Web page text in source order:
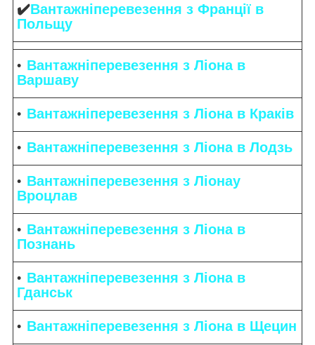
✔️Вантажніперевезення з Франції в
Польщу
Вантажніперевезення з Ліона в
Варшаву
Вантажніперевезення з Ліона в Краків
Вантажніперевезення з Ліона в Лодзь
Вантажніперевезення з Ліонау
Вроцлав
Вантажніперевезення з Ліона в
Познань
Вантажніперевезення з Ліона в
Гданськ
Вантажніперевезення з Ліона в Щецин